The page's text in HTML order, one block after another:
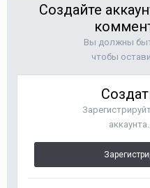
Создайте
Вы должны
чтобы